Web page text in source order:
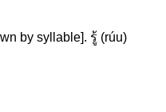
by syllable]. รู้ (rúu)